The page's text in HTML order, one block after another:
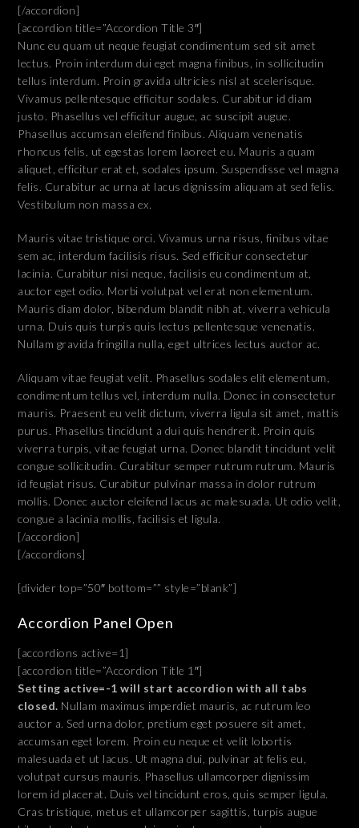
[/accordion]
[accordion title=”Accordion Title 3″]
Nunc eu quam ut neque feugiat condimentum sed sit amet
lectus. Proin interdum dui eget magna finibus, in sollicitudin
tellus interdum. Proin gravida ultricies nisl at scelerisque.
Vivamus pellentesque efficitur sodales. Curabitur id diam
justo. Phasellus vel efficitur augue, ac suscipit augue.
Phasellus accumsan eleifend finibus. Aliquam venenatis
rhoncus felis, ut egestas lorem laoreet eu. Mauris a quam
aliquet, efficitur erat et, sodales ipsum. Suspendisse vel magna
felis. Curabitur ac urna at lacus dignissim aliquam at sed felis.
Vestibulum non massa ex.
Mauris vitae tristique orci. Vivamus urna risus, finibus vitae
sem ac, interdum facilisis risus. Sed efficitur consectetur
lacinia. Curabitur nisi neque, facilisis eu condimentum at,
auctor eget odio. Morbi volutpat vel erat non elementum.
Mauris diam dolor, bibendum blandit nibh at, viverra vehicula
urna. Duis quis turpis quis lectus pellentesque venenatis.
Nullam gravida fringilla nulla, eget ultrices lectus auctor ac.
Aliquam vitae feugiat velit. Phasellus sodales elit elementum,
condimentum tellus vel, interdum nulla. Donec in consectetur
mauris. Praesent eu velit dictum, viverra ligula sit amet, mattis
purus. Phasellus tincidunt a dui quis hendrerit. Proin quis
viverra turpis, vitae feugiat urna. Donec blandit tincidunt velit
congue sollicitudin. Curabitur semper rutrum rutrum. Mauris
id feugiat risus. Curabitur pulvinar massa in dolor rutrum
mollis. Donec auctor eleifend lacus ac malesuada. Ut odio velit,
congue a lacinia mollis, facilisis et ligula.
[/accordion]
[/accordions]
[divider top=”50″ bottom=”” style=”blank”]
Accordion Panel Open
[accordions active=1]
[accordion title=”Accordion Title 1″]
Setting active=-1 will start accordion with all tabs
closed. Nullam maximus imperdiet mauris, ac rutrum leo
auctor a. Sed urna dolor, pretium eget posuere sit amet,
accumsan eget lorem. Proin eu neque et velit lobortis
malesuada et ut lacus. Ut magna dui, pulvinar at felis eu,
volutpat cursus mauris. Phasellus ullamcorper dignissim
lorem id placerat. Duis vel tincidunt eros, quis semper ligula.
Cras tristique, metus et ullamcorper sagittis, turpis augue